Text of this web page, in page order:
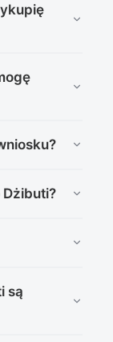
przez
o fikcyjny
na jego
–
MSZ –
są